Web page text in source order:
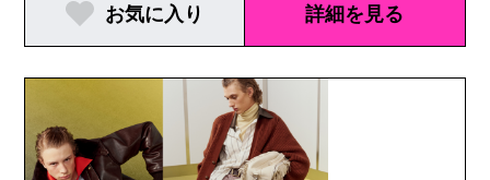
お気に入り 詳細を見る